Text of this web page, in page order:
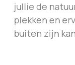
jullie de
plekken en
buiten zijn